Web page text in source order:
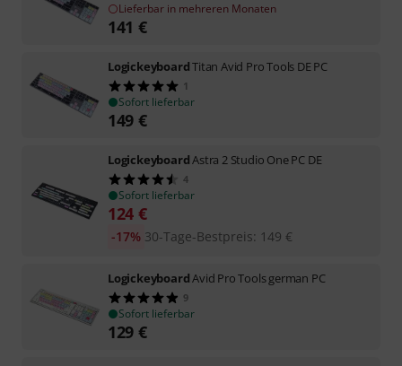
Lieferbar in mehreren Monaten
141 €
LogickeyboardTitan Avid Pro Tools DE PC
1
Sofort lieferbar
149 €
LogickeyboardAstra 2 Studio One PC DE
4
Sofort lieferbar
124 €
30-Tage-Bestpreis: 149 €
-17%
LogickeyboardAvid Pro Tools german PC
9
Sofort lieferbar
129 €